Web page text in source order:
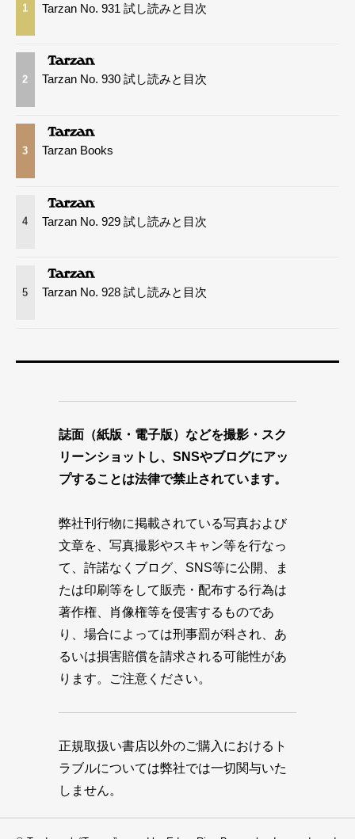
1 Tarzan No. 931 試し読みと目次
2 Tarzan No. 930 試し読みと目次
3 Tarzan Books
4 Tarzan No. 929 試し読みと目次
5 Tarzan No. 928 試し読みと目次
誌面（紙版・電子版）などを撮影・スク
リーンショットし、SNSやブログにアッ
プすることは法律で禁止されています。
弊社刊行物に掲載されている写真および
文章を、写真撮影やスキャン等を行なっ
て、許諾なくブログ、SNS等に公開、ま
たは印刷等をして販売・配布する行為は
著作権、肖像権等を侵害するものであ
り、場合によっては刑事罰が科され、あ
るいは損害賠償を請求される可能性があ
ります。ご注意ください。
正規取扱い書店以外のご購入におけるト
ラブルについては弊社では一切関与いた
しません。